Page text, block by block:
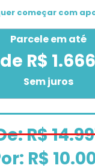
começar com
Parcele em até
R$
Sem juros
R$
R$